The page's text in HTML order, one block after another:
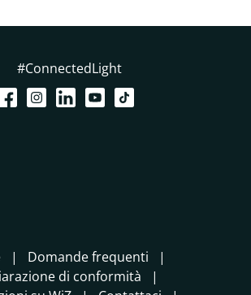
#ConnectedLight
Domande frequenti
di conformità